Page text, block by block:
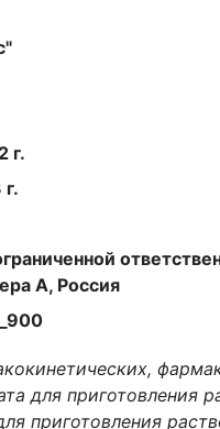
г.
А, Россия
для
приготовления